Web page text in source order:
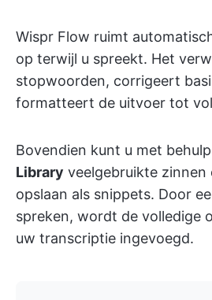
Wispr Flow ruimt
op terwijl u spreekt. Het
stopwoorden, corrigeert
formatteert de uitvoer tot
Bovendien kunt u met
Library veelgebruikte
opslaan als snippets. Door
spreken, wordt de volledige
uw transcriptie ingevoegd.